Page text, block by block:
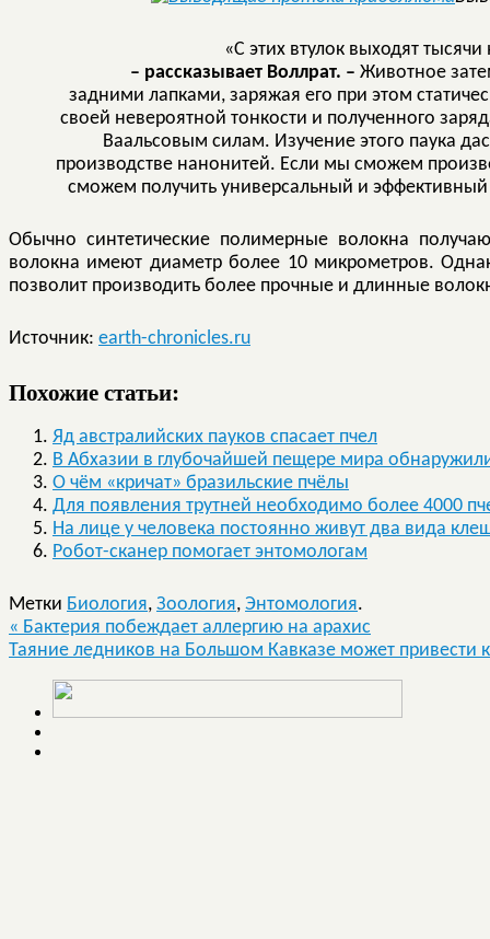
«С этих втулок выходят
– рассказывает Воллрат. – Животное
задними лапками, заряжая его при этом
своей невероятной тонкости и полученного
Ваальсовым силам. Изучение этого паука
производстве нанонитей. Если мы сможем
сможем получить универсальный и
Обычно синтетические полимерные волокна
волокна имеют диаметр более 10 микрометров.
позволит производить более прочные и длинные
Источник: earth-chronicles.ru
Похожие статьи:
Яд австралийских пауков спасает пчел
В Абхазии в глубочайшей пещере мира
О чём «кричат» бразильские пчёлы
Для появления трутней необходимо более 4000
На лице у человека постоянно живут два вида
Робот-сканер помогает энтомологам
Метки Биология, Зоология, Энтомология.
« Бактерия побеждает аллергию на арахис
Таяние ледников на Большом Кавказе может привести